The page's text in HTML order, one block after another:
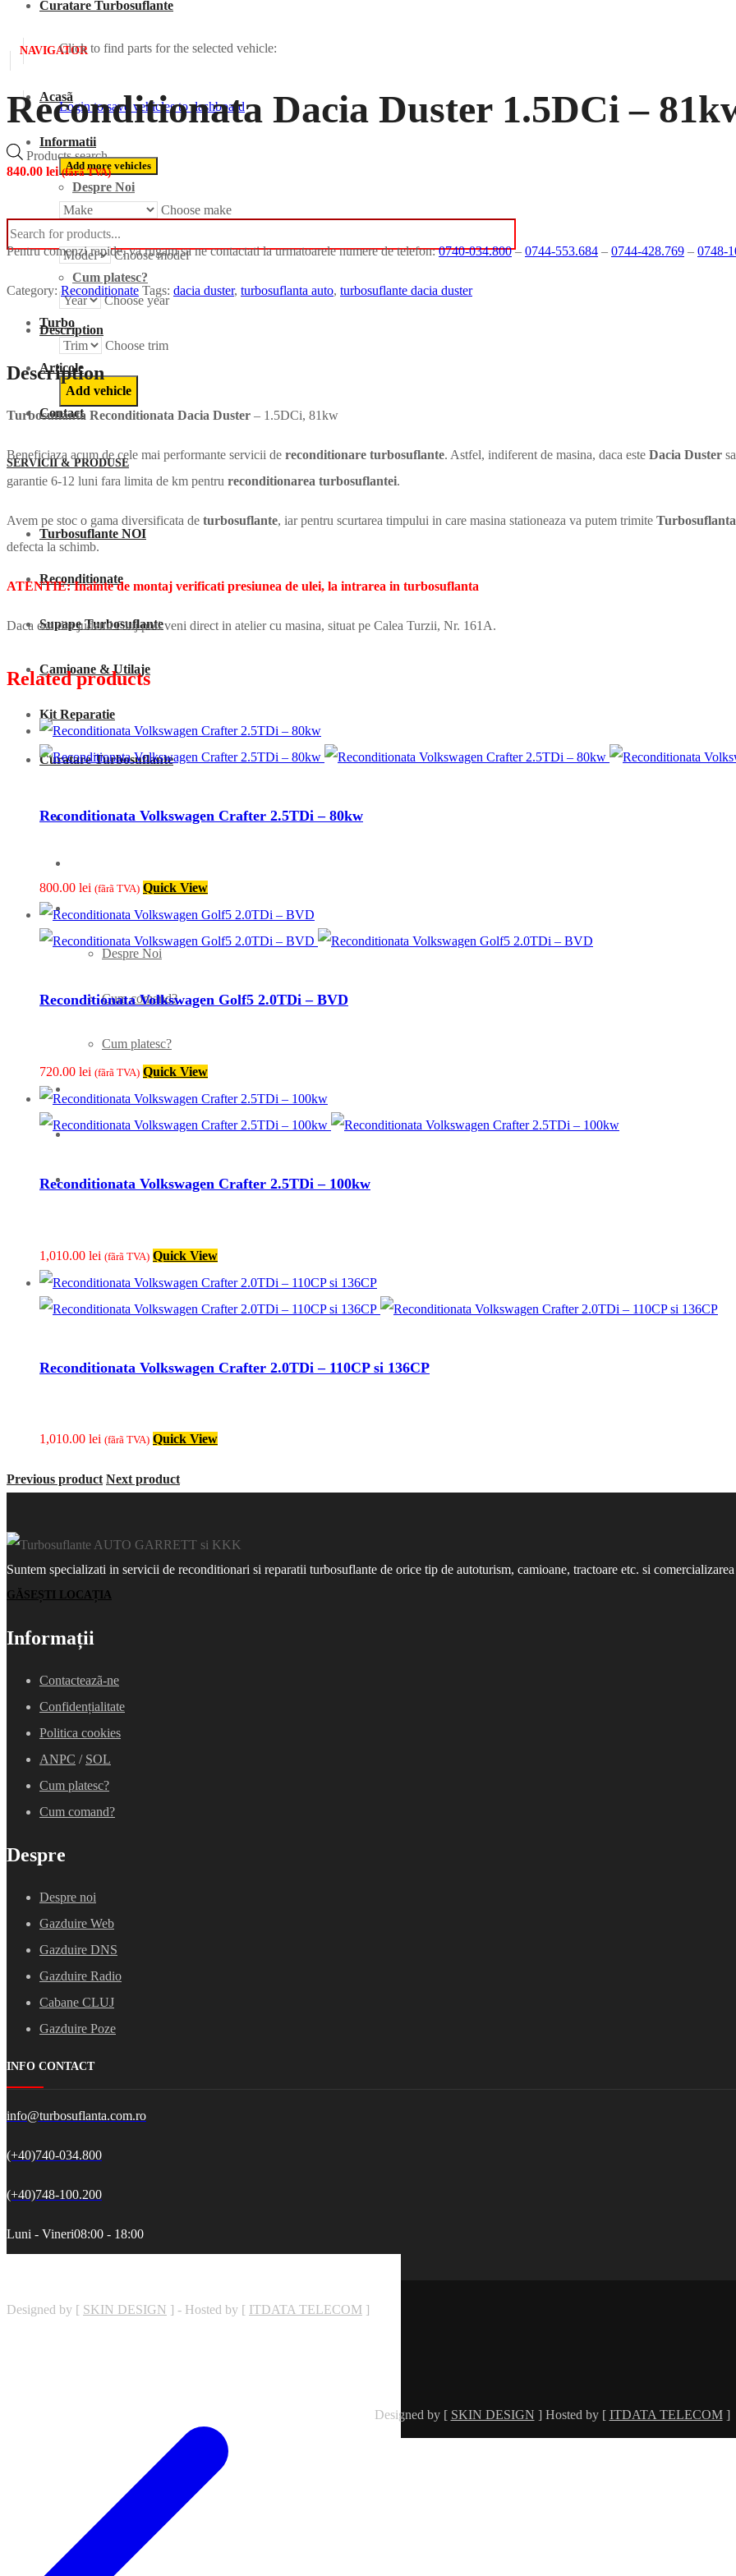
Curatare Turbosuflante
NAVIGATOR
Acasã
Informatii
Despre Noi
Cum comand?
Cum platesc?
Turbo
Articole
Contact
Products search
Click to find parts for the selected vehicle:
Login to save vehicles to dashboard
Add more vehicles
Choose make
Choose model
Choose year
Choose trim
SERVICII & PRODUSE
Turbosuflante NOI
Reconditionate
Supape Turbosuflante
Camioane & Utilaje
Kit Reparatie
Curatare Turbosuflante
Acasã
Info
Despre Noi
Cum comand?
Cum platesc?
Articole
Contact
Reconditionata Dacia Duster 1.5DCi –
840.00 lei (fãrã TVA)
Pentru comenzi rapide, va rugam sa ne contactati la urmatoarele numere de telefon:0740-034.800– 0744-553.684 – 0744-428.769 – 0748-
Category:Reconditionate Tags: dacia duster, turbosuflanta auto, turbosuflante dacia duster
Description
Description
Turbosuflanta Reconditionata Dacia Duster – 1.5DCi, 81kw
Beneficiaza acum de cele mai performante servicii de reconditionare turbosuflante. Astfel, indiferent de masina, daca este Dacia Duster
garantie 6-12 luni fara limita de km pentru reconditionarea turbosuflantei.
Avem pe stoc o gama diversificata de turbosuflante, iar pentru scurtarea timpului in care masina stationeaza va putem trimite
defecta la schimb.
ATENTIE: Inainte de montaj verificati presiunea de ulei, la intrarea in turbosuflanta
Daca esti din judetul Cluj poti veni direct in atelier cu masina, situat pe Calea Turzii, Nr. 161A.
Related products
Reconditionata Volkswagen Crafter 2.5TDi – 80kw
800.00 lei (fãrã TVA) Quick View
Reconditionata Volkswagen Golf5 2.0TDi – BVD
720.00 lei (fãrã TVA) Quick View
Reconditionata Volkswagen Crafter 2.5TDi – 100kw
1,010.00 lei (fãrã TVA) Quick View
Reconditionata Volkswagen Crafter 2.0TDi – 110CP si 136CP
1,010.00 lei (fãrã TVA) Quick View
Previous product Next product
Suntem specializati in servicii de reconditionari si reparatii turbosuflante de orice tip de autoturism, camioane, tractoare etc. si
GĂSEȘTI LOCAȚIA
Informații
Contacteazã-ne
Confidențialitate
Politica cookies
ANPC / SOL
Cum platesc?
Cum comand?
Despre
Despre noi
Gazduire Web
Gazduire DNS
Gazduire Radio
Cabane CLUJ
Gazduire Poze
INFO CONTACT
info@turbosuflanta.com.ro
(+40)740-034.800
(+40)748-100.200
Luni - Vineri08:00 - 18:00
Designed by [ SKIN DESIGN ] - Hosted by [ ITDATA TELECOM ]
Designed by [ SKIN DESIGN ] Hosted by [ ITDATA TELECOM]